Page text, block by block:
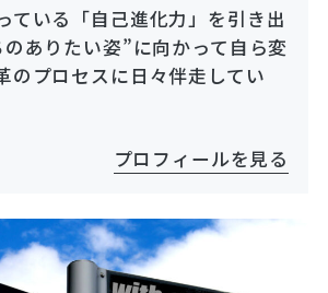
ている「自己進化力」を引き出
ありたい姿”に向かって自ら変
のプロセスに日々伴走してい
プロフィールを見る